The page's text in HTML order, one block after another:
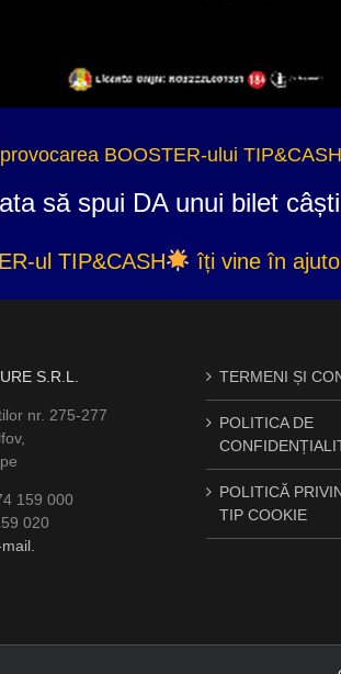
BOOSTER-ului
să spui DA unui bilet
ul TIP&CASH îți vine în
S.R.L.
nr. 275-277
159 000
020
TERMENI ȘI
POLITICA DE
POLITICĂ
TIP COOKIE